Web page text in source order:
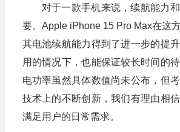
对于一款手机来说，续航能力
要。Apple iPhone 15 Pro Max在这
其电池续航能力得到了进一步的提
用的情况下，也能保证较长时间的
电功率虽然具体数值尚未公布，但
技术上的不断创新，我们有理由相
满足用户的日常需求。